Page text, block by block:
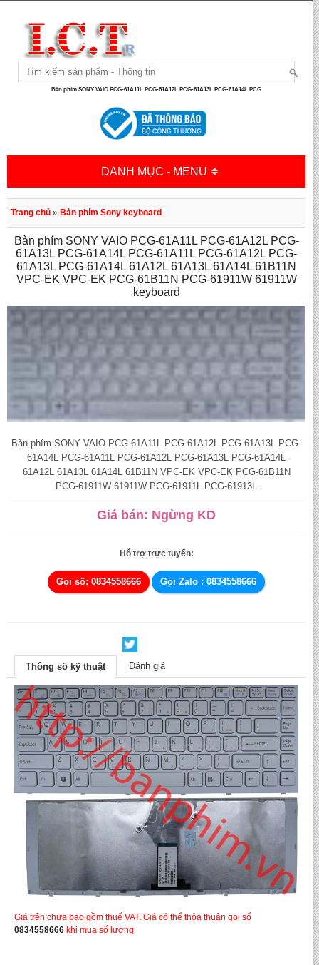
Bàn phím SONY VAIO PCG-61A11L PCG-61A12L PCG-61A13L PCG-61A14L PCG
DANH MỤC - MENU
Trang chủ » Bàn phím Sony keyboard
Bàn phím SONY VAIO PCG-61A11L PCG-61A12L PCG-
61A13L PCG-61A14L PCG-61A11L PCG-61A12L PCG-
61A13L PCG-61A14L 61A12L 61A13L 61A14L 61B11N
VPC-EK VPC-EK PCG-61B11N PCG-61911W 61911W
keyboard
Bàn phím SONY VAIO PCG-61A11L PCG-61A12L PCG-61A13L PCG-
61A14L PCG-61A11L PCG-61A12L PCG-61A13L PCG-61A14L
61A12L 61A13L 61A14L 61B11N VPC-EK VPC-EK PCG-61B11N
PCG-61911W 61911W PCG-61911L PCG-61913L
Giá bán: Ngừng KD
Hỗ trợ trực tuyến:
Gọi số: 0834558666 Gọi Zalo : 0834558666
Thông số kỹ thuật Đánh giá
Giá trên chưa bao gồm thuế VAT. Giá có thể thỏa thuận gọi số
0834558666 khi mua số lượng